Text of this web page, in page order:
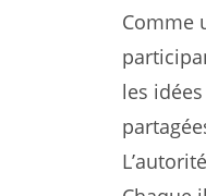
Comme
les